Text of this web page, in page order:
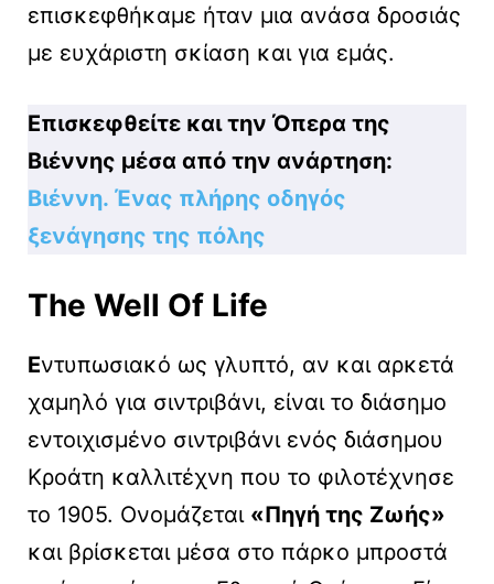
επισκεφθήκαμε ήταν μια ανάσα δροσιάς
με ευχάριστη σκίαση και για εμάς.
Επισκεφθείτε και την Όπερα της
Βιέννης μέσα από την ανάρτηση:
Βιέννη. Ένας πλήρης οδηγός
ξενάγησης της πόλης
The Well Of Life
Εντυπωσιακό ως γλυπτό, αν και αρκετά
χαμηλό για σιντριβάνι, είναι το διάσημο
εντοιχισμένο σιντριβάνι ενός διάσημου
Κροάτη καλλιτέχνη που το φιλοτέχνησε
το 1905. Ονομάζεται «Πηγή της Ζωής»
και βρίσκεται μέσα στο πάρκο μπροστά